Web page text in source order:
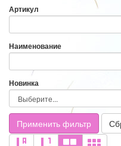
Артикул
Наименование
Новинка
Применить фильтр